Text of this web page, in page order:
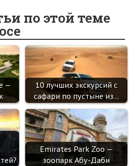
o
kl
as
sn
ik
i
er dI
n
es
t
a
m
по этой теме
—
10 лучших экскурсий с
сафари по пустыне из…
Emirates Park Zoo —
зоопарк Абу-Даби